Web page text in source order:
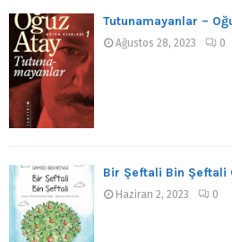
Tutunamayanlar –
Ağustos 28, 2023 0
Bir Şeftali Bin Şeftali
Haziran 2, 2023 0